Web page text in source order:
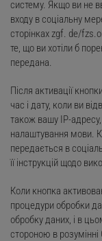
систему. Якщо ви не
входу в соціальну
сторінках zgf. de/
те, що ви хотіли б
передана.
Після активації
час і дату, коли ви
також вашу IP-адресу,
налаштування мови.
передається в
її інструкцій щодо
Коли кнопка
процедури обробки
обробку даних, і в
стороною в